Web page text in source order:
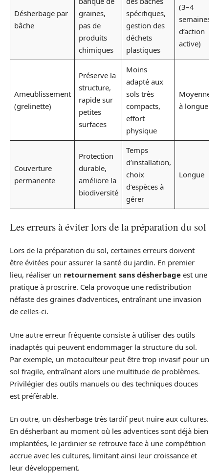
Désherbage par
bâche
graines,
pas de
produits
chimiques
spécifiques,
gestion des
déchets
plastiques
(3–4
semaines
d’action
active)
Ameublissement
(grelinette)
Préserve la
structure,
rapide sur
petites
surfaces
Moins
adapté aux
sols très
compacts,
effort
physique
Moyenne
à longue
Couverture
permanente
Protection
durable,
améliore la
biodiversité
Temps
d’installation,
choix
d’espèces à
gérer
Longue
Les erreurs à éviter lors de la préparation du sol
Lors de la préparation du sol, certaines erreurs doivent
être évitées pour assurer la santé du jardin. En premier
lieu, réaliser un retournement sans désherbage est une
pratique à proscrire. Cela provoque une redistribution
néfaste des graines d’adventices, entraînant une invasion
de celles-ci.
Une autre erreur fréquente consiste à utiliser des outils
inadaptés qui peuvent endommager la structure du sol.
Par exemple, un motoculteur peut être trop invasif pour un
sol fragile, entraînant alors une multitude de problèmes.
Privilégier des outils manuels ou des techniques douces
est préférable.
En outre, un désherbage très tardif peut nuire aux cultures.
En désherbant au moment où les adventices sont déjà bien
implantées, le jardinier se retrouve face à une compétition
accrue avec les cultures, limitant ainsi leur croissance et
leur développement.